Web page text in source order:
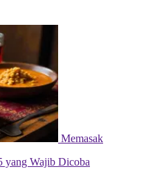
Memasak
yang Wajib Dicoba